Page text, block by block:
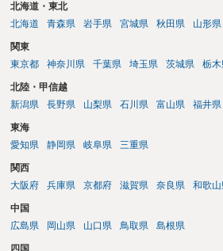
北海道・東北
北海道
青森県 岩手県 宮城県 秋田県 山形県
関東
東京都
神奈川県 千葉県 埼玉県 茨城県 栃木
北陸・甲信越
新潟県
長野県 山梨県 石川県 富山県 福井県
東海
愛知県
静岡県 岐阜県 三重県
関西
大阪府
兵庫県 京都府 滋賀県 奈良県 和歌山
中国
広島県
岡山県 山口県 鳥取県 島根県